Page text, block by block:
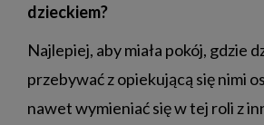
dzieckiem?
Najlepiej, aby miała pokój, gdzie
przebywać z opiekującą się nimi
nawet wymieniać się w tej roli z